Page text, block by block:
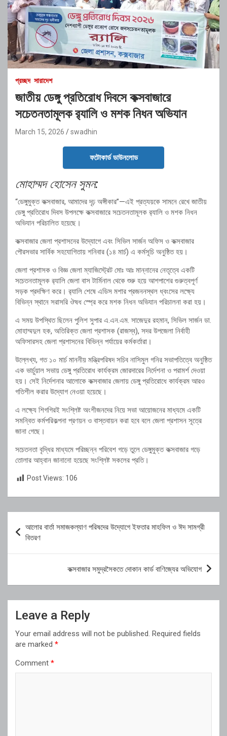
প্রচ্ছদ সারাদেশ
জাতীয় ডেঙ্গু প্রতিরোধ দিবসে কক্সবাজারে
সচেতনতামূলক র‍্যালি ও মশক নিধন অভিযান
March 15, 2026 swadhin
ফটোকার্ড ডাউনলোড
মোহাম্মদহোসেনসুমন:
“ডেঙ্গুমুক্তকক্সবাজার, আমাদের দৃঢ় অঙ্গীকার”—এই প্রত্যয়কে সামনে রেখে জাতীয়
ডেঙ্গুপ্রতিরোধ দিবস উপলক্ষেকক্সবাজারে সচেতনতামূলক র‍্যালি ও মশক নিধন
অভিযান পরিচালিতহয়েছে।
কক্সবাজার জেলা প্রশাসনের উদ্যোগে এবং সিভিল সার্জন অফিস ও কক্সবাজার
পৌরসভার সার্বিক সহযোগিতায় শনিবার (১৪ মার্চ) এ কর্মসূচি অনুষ্ঠিতহয়।
জেলা প্রশাসক ও বিজ্ঞজেলাম্যাজিস্ট্রেট মোঃ আঃ মান্নানের নেতৃত্বে একটি
সচেতনতামূলক র‍্যালি জেলা বাসটার্মিনাল থেকে শুরু হয়ে আশপাশের গুরুত্বপূর্ণ
সড়ক প্রদক্ষিণ করে। র‍্যালি শেষে এডিস মশার প্রজননস্থল ধ্বংসের লক্ষ্যে
বিভিন্ন স্থানে সরাসরি ঔষধ স্প্রে করে মশক নিধন অভিযান পরিচালনা করা হয়।
এ সময় উপস্থিতছিলেন পুলিশ সুপার এ.এন.এম. সাজেদুর রহমান, সিভিল সার্জন ডা.
মোহাম্মদুল হক, অতিরিক্তজেলা প্রশাসক (রাজস্ব), সদর উপজেলা নির্বাহী
অফিসারসহ জেলা প্রশাসনের বিভিন্ন পর্যায়ের কর্মকর্তারা।
উল্লেখ্য, গত ১০ মার্চ মাননীয় মন্ত্রিপরিষদসচিব নাসিমুল গনির সভাপতিত্বে অনুষ্ঠিত
এক ভার্চুয়াল সভায় ডেঙ্গুপ্রতিরোধ কার্যক্রম জোরদারের নির্দেশনা ও পরামর্শ দেওয়া
হয়। সেই নির্দেশনার আলোকে কক্সবাজার জেলায় ডেঙ্গুপ্রতিরোধে কার্যক্রম আরও
গতিশীল করার উদ্যোগ নেওয়া হয়েছে।
এ লক্ষ্যে শিগগিরই সংশ্লিষ্ট অংশীজনদের নিয়ে সভা আয়োজনের মাধ্যমে একটি
সমন্বিতকর্মপরিকল্পনা প্রণয়ন ও বাস্তবায়ন করা হবে বলে জেলা প্রশাসন সূত্রে
জানা গেছে।
সচেতনতা বৃদ্ধির মাধ্যমে পরিচ্ছন্ন পরিবেশ গড়েতুলে ডেঙ্গুমুক্তকক্সবাজার গড়ে
তোলার আহ্বান জানানো হয়েছে সংশ্লিষ্ট সকলের প্রতি।
Post Views: 106
navigation
আলোর বার্তা সমাজকল্যাণ পরিষদের উদ্যোগে ইফতার মাহফিল ও ঈদ সামগ্রী
বিতরণ
কক্সবাজার সমুদ্রসৈকতে দোকান কার্ড বাণিজ্যের অভিযোগ
Leave a Reply
Your email address will not be published. Required fields
are marked *
Comment *